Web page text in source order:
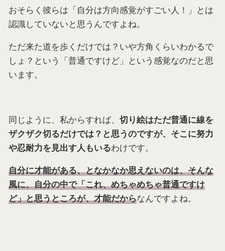
おそらく彼らは「自分は方向感覚がすごい人！」とは
認識していないと思うんですよね。
ただ来た道を歩くだけでは？いや方角くらいわかるで
しょ？という「普通ですけど」という感覚なのだと思
います。
同じように、私からすれば、 切り絵はただ普通に線を
ザクザク切るだけでは？と思うのですが、そこに努力
や忍耐力を見出す人もいるわけです。
自分に才能がある、となかなか思えないのは、そんな
風に、自分の中で「これ、めちゃめちゃ普通ですけ
ど」と思うところが、才能だからなんですよね。